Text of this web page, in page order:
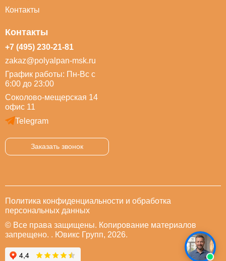
Контакты
Контакты
+7 (495) 230-21-81
zakaz@polyalpan-msk.ru
График работы: Пн-Вс с
6:00 до 23:00
Соколово-мещерская 14
офис 11
Telegram
Заказать звонок
Политика конфиденциальности и обработка
персональных данных
© Все права защищены. Копирование материалов
запрещено. . Ювикс Групп, 2026.